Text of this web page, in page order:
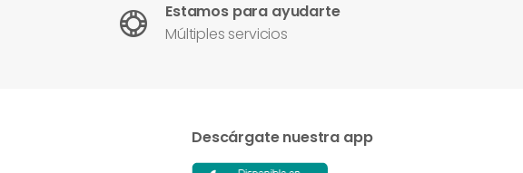
Estamos para ayudarte
Múltiples servicios
Descárgate nuestra app